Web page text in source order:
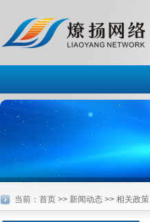
当前： 首页 >> 新闻动态 >> 相关政策